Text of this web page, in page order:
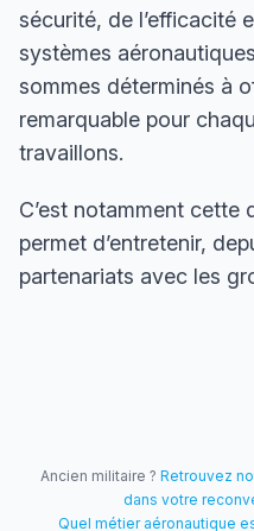
sécurité, de l’efficacité
systèmes
sommes déterminés à
remarquable pour
travaillons.
C’est notamment cette
permet d’entretenir,
partenariats avec les
Ancien militaire ? Retrouvez
dans votre
Quel métier aéronautique